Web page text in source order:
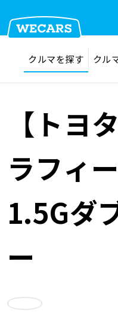
在庫検索 サイ
クルマを探す
クルマを売る
お店を探す
クルマを探す クル
【トヨ
ラフィ
1.5Gダ
ー
お気に入り